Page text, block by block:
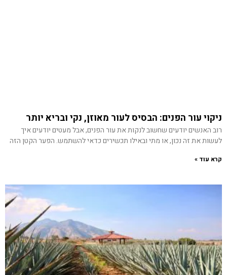
ניקוי עור הפנים: הבסיס לעור מאוזן, נקי ובריא יותר
רוב האנשים יודעים שחשוב לנקות את עור הפנים, אבל מעטים יודעים איך
לעשות את זה נכון, או מתי ובאילו תכשירים כדאי להשתמש. הפער הקטן הזה
קרא עוד »